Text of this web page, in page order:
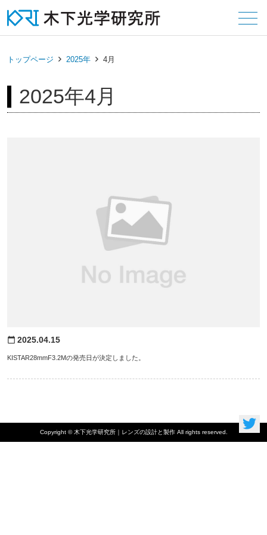
トップページ 2025年 4月
2025年4月
KISTAR28mmF3.2Mの発売日が決定しました。
calendar_today 2025.04.15
Copyright © 木下光学研究所｜レンズの設計と製作 All rights reserved.